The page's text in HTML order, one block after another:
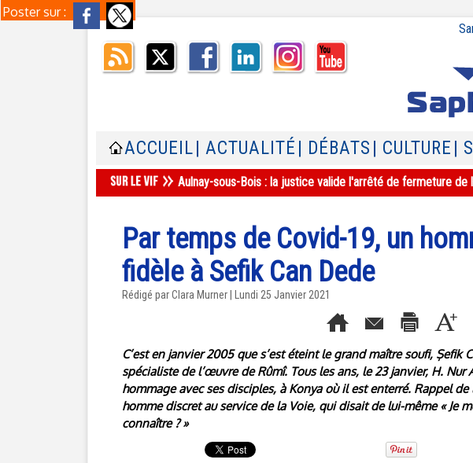
Poster sur :
ACCUEIL | ACTUALITÉ | DÉBATS | CULTURE |
Aulnay-sous-Bois : la justice valide l'arrêté de fermeture de
Par temps de Covid-19, un
fidèle à Sefik Can Dede
Rédigé parClara Murner | Lundi 25 Janvier 2021
C’est en janvier 2005 que s’est éteint le grand maître soufi, Şefik
spécialiste de l’œuvre de Rûmî. Tous les ans, le 23 janvier, H.
hommage avec ses disciples, à Konya où il est enterré. Rappel
homme discret au service de la Voie, qui disait de lui-même « Je
connaître ? »